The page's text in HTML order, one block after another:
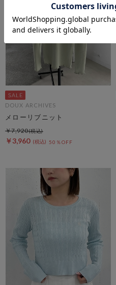
DOUX ARCHIVES
メローリブニット
￥3,960 50％OFF
￥7,920